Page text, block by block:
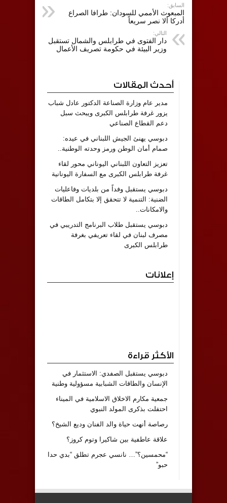
السابق:
المبعوث الأممي للسودان: طرافا الصراع
أدركا ألا نصر سريعاً
التالي:
دار الفتوى في طرابلس والشمال تستقبل
وزير البيئة في حكومة تصريف الأعمال
أحدث المقالات
مدير عام وزارة الصناعة الدكتور عادل شباب
يزور غرفة طرابلس الكبرى ويبحث سبل
دعم القطاع الصناعي
دبوسي يهنئ الجيش اللبناني في عيده:
صمام أمان الوطن ورمز وحدته الوطنية..
تعزيز التعاون اللبناني اليوناني محور لقاء
غرفة طرابلس الكبرى مع السفارة اليونانية
دبوسي يستقبل وفداً من بلديات وفاعليات
الضنية: التنمية لا تتحقق إلا بتكامل الطاقات
والامكانات..
دبوسي يستقبل طلاب البرنامج التدريبي في
مصرف لبنان في لقاء تعريفي بغرفة
طرابلس الكبرى
إعلانات
الأكثر قراءة
دبوسي يستقبل الصفدي: الاستثمار في
الإنسان والطاقات الشبابية مسؤولية وطنية
جمعية مكارم الاخلاق الاسلامية في الميناء
احتفلت بذكرى المولد النبوي
رصاصة أنهت حياة والد الفنان وديع الشيخ؟
علاقة عاطفية بين شاكيرا وتوم كروز؟
“محمسين؟”… نانسي عجرم تطلق “بدي حدا
حبو”